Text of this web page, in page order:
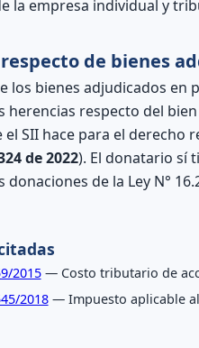
la empresa individual y
de bienes
los bienes adjudicados
herencias respecto del
SII hace para el derecho
de 2022). El donatario sí
donaciones de la Ley N°
2015— Costo tributario de
2018— Impuesto aplicable al